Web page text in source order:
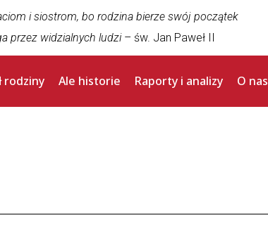
i siostrom, bo rodzina bierze swój początek
przez widzialnych ludzi– św. Jan Paweł II
rodziny Ale historie Raporty i analizy O nas